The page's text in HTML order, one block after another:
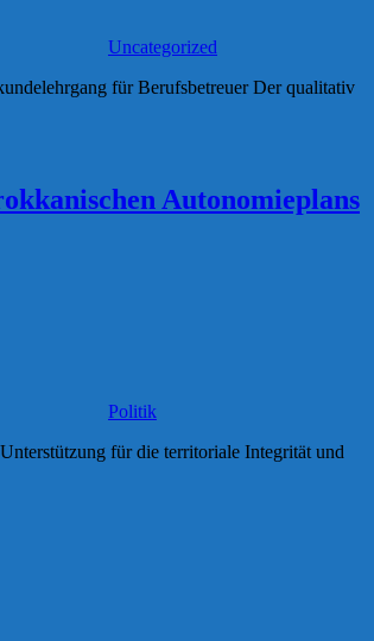
Uncategorized
für Berufsbetreuer Der qualitativ
Autonomieplans
Politik
für die territoriale Integrität und